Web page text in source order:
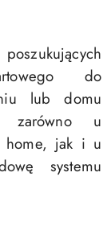
do
lub domu
zarówno u
home, jak i u
systemu